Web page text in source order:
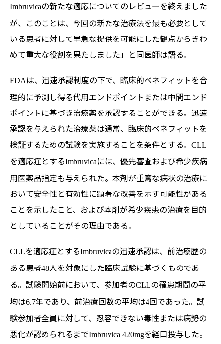
Imbruvicaの新たな適応についてのレビューを終えました
が、このことは、今回の新たな治療法を最も必要として
いる患者に対して早急な提供を可能にした観点からきわ
めて重大な役割を果たしました」と同医師は語る。
FDAは、迅速承認制度の下で、臨床的ベネフィットを合
理的に予測し得る代用エンドポイントまたは中間エンド
ポイントに基づき治療薬を承認することができる。迅速
承認を与えられた治療薬は通常、臨床的ベネフィットを
検証するための試験を実施することを条件とする。 CLL
を適応症とするImbruvicaには、優先審査および希少疾病
用医薬品指定も与えられた。本剤が重篤な病状の治療に
おいて安全性と有効性に顕著な改善を示す可能性がある
ことを示したこと、および本剤が希少疾患の治療を目的
としていることがその理由である。
CLLを適応症とするImbruvicaの迅速承認は、前治療歴の
ある患者48人を対象にした臨床試験に基づくものであ
る。試験開始前において、参加者のCLLの罹患期間の平
均は6.7年であり、前治療回数の平均は4回であった。試
験参加者全員に対して、忍容できない毒性または病勢の
悪化が認められるまでImbruvica 420mgを経口投与した。